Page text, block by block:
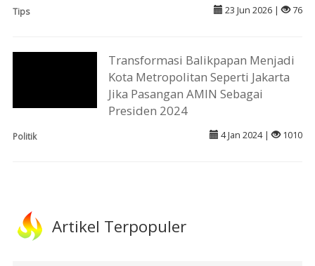
Tips 23 Jun 2026 | 76
Transformasi Balikpapan Menjadi
Kota Metropolitan Seperti Jakarta
Jika Pasangan AMIN Sebagai
Presiden 2024
Politik 4 Jan 2024 | 1010
Artikel Terpopuler